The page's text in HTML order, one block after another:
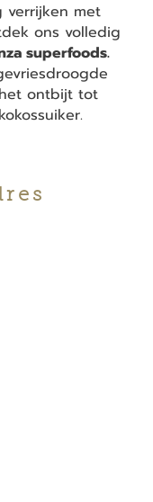
verrijken met
ons volledig
superfoods.
ontbijt tot